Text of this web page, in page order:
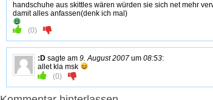
handschuhe aus skittles wären würden sie sich net mehr
damit alles anfassen(denk ich mal)
(0)
:D sagte am 9. August 2007 um 08:53:
allet kla msk
(0)